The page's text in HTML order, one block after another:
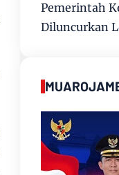
Pemerintah
Diluncurkan